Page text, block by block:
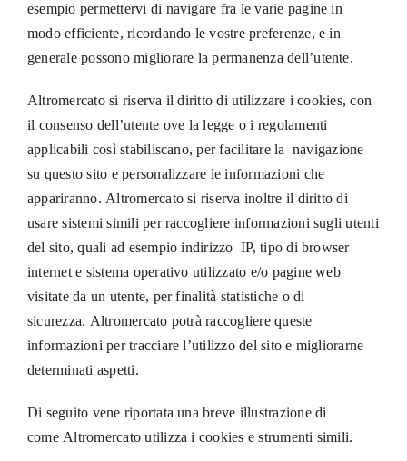
esempio permettervi di navigare fra le varie pagine in
modo efficiente, ricordando le vostre preferenze, e in
generale possono migliorare la permanenza dell’utente.
Altromercato si riserva il diritto di utilizzare i cookies, con
il consenso dell’utente ove la legge o i regolamenti
applicabili così stabiliscano, per facilitare la navigazione
su questo sito e personalizzare le informazioni che
appariranno. Altromercato si riserva inoltre il diritto di
usare sistemi simili per raccogliere informazioni sugli utenti
del sito, quali ad esempio indirizzo IP, tipo di browser
internet e sistema operativo utilizzato e/o pagine web
visitate da un utente, per finalità statistiche o di
sicurezza. Altromercato potrà raccogliere queste
informazioni per tracciare l’utilizzo del sito e migliorarne
determinati aspetti.
Di seguito vene riportata una breve illustrazione di
come Altromercato utilizza i cookies e strumenti simili.